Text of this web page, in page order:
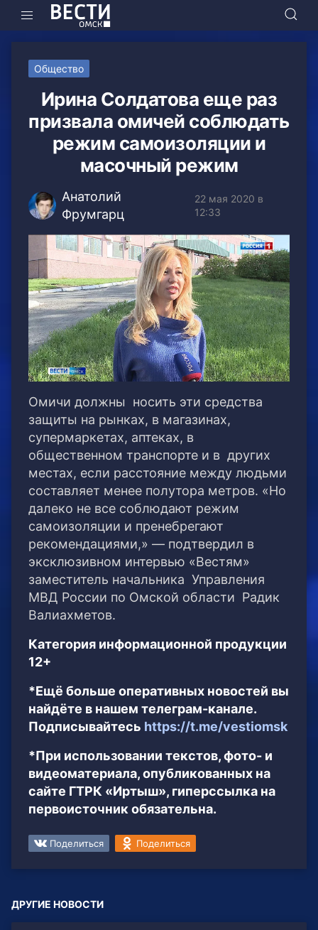
Общество
Ирина Солдатова еще раз
призвала омичей соблюдать
режим самоизоляции и
масочный режим
Анатолий
Фрумгарц
22 мая 2020 в
12:33
Омичи должны носить эти средства
защиты на рынках, в магазинах,
супермаркетах, аптеках, в
общественном транспорте и в других
местах, если расстояние между людьми
составляет менее полутора метров. «Но
далеко не все соблюдают режим
самоизоляции и пренебрегают
рекомендациями,» — подтвердил в
эксклюзивном интервью «Вестям»
заместитель начальника Управления
МВД России по Омской области Радик
Валиахметов.
Категория информационной продукции
12+
*Ещё больше оперативных новостей вы
найдёте в нашем телеграм-канале.
Подписывайтесь https://t.me/vestiomsk
*При использовании текстов, фото- и
видеоматериала, опубликованных на
сайте ГТРК «Иртыш», гиперссылка на
первоисточник обязательна.
Поделиться Поделиться
ДРУГИЕ НОВОСТИ